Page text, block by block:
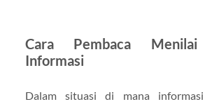
Cara Pembaca Menilai
Informasi
Dalam situasi di mana